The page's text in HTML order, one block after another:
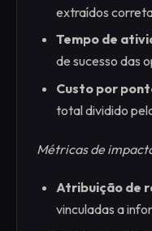
extraídos
Tempo de
de sucesso das
Custo por
total dividido
Métricas de
Atribuição de
vinculadas a